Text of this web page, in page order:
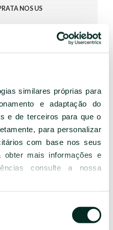
similares próprias para
e adaptação do
e de terceiros para que o
para personalizar
com base nos seus
obter mais informações e
consulte a nossa
A marca tem-se
no incentivo ao talento
são indissociáveis da
Portugal.
NOS US
consolida o 2.º lugar do
Tourism Film Awards.
NO TOPO DO RANKING